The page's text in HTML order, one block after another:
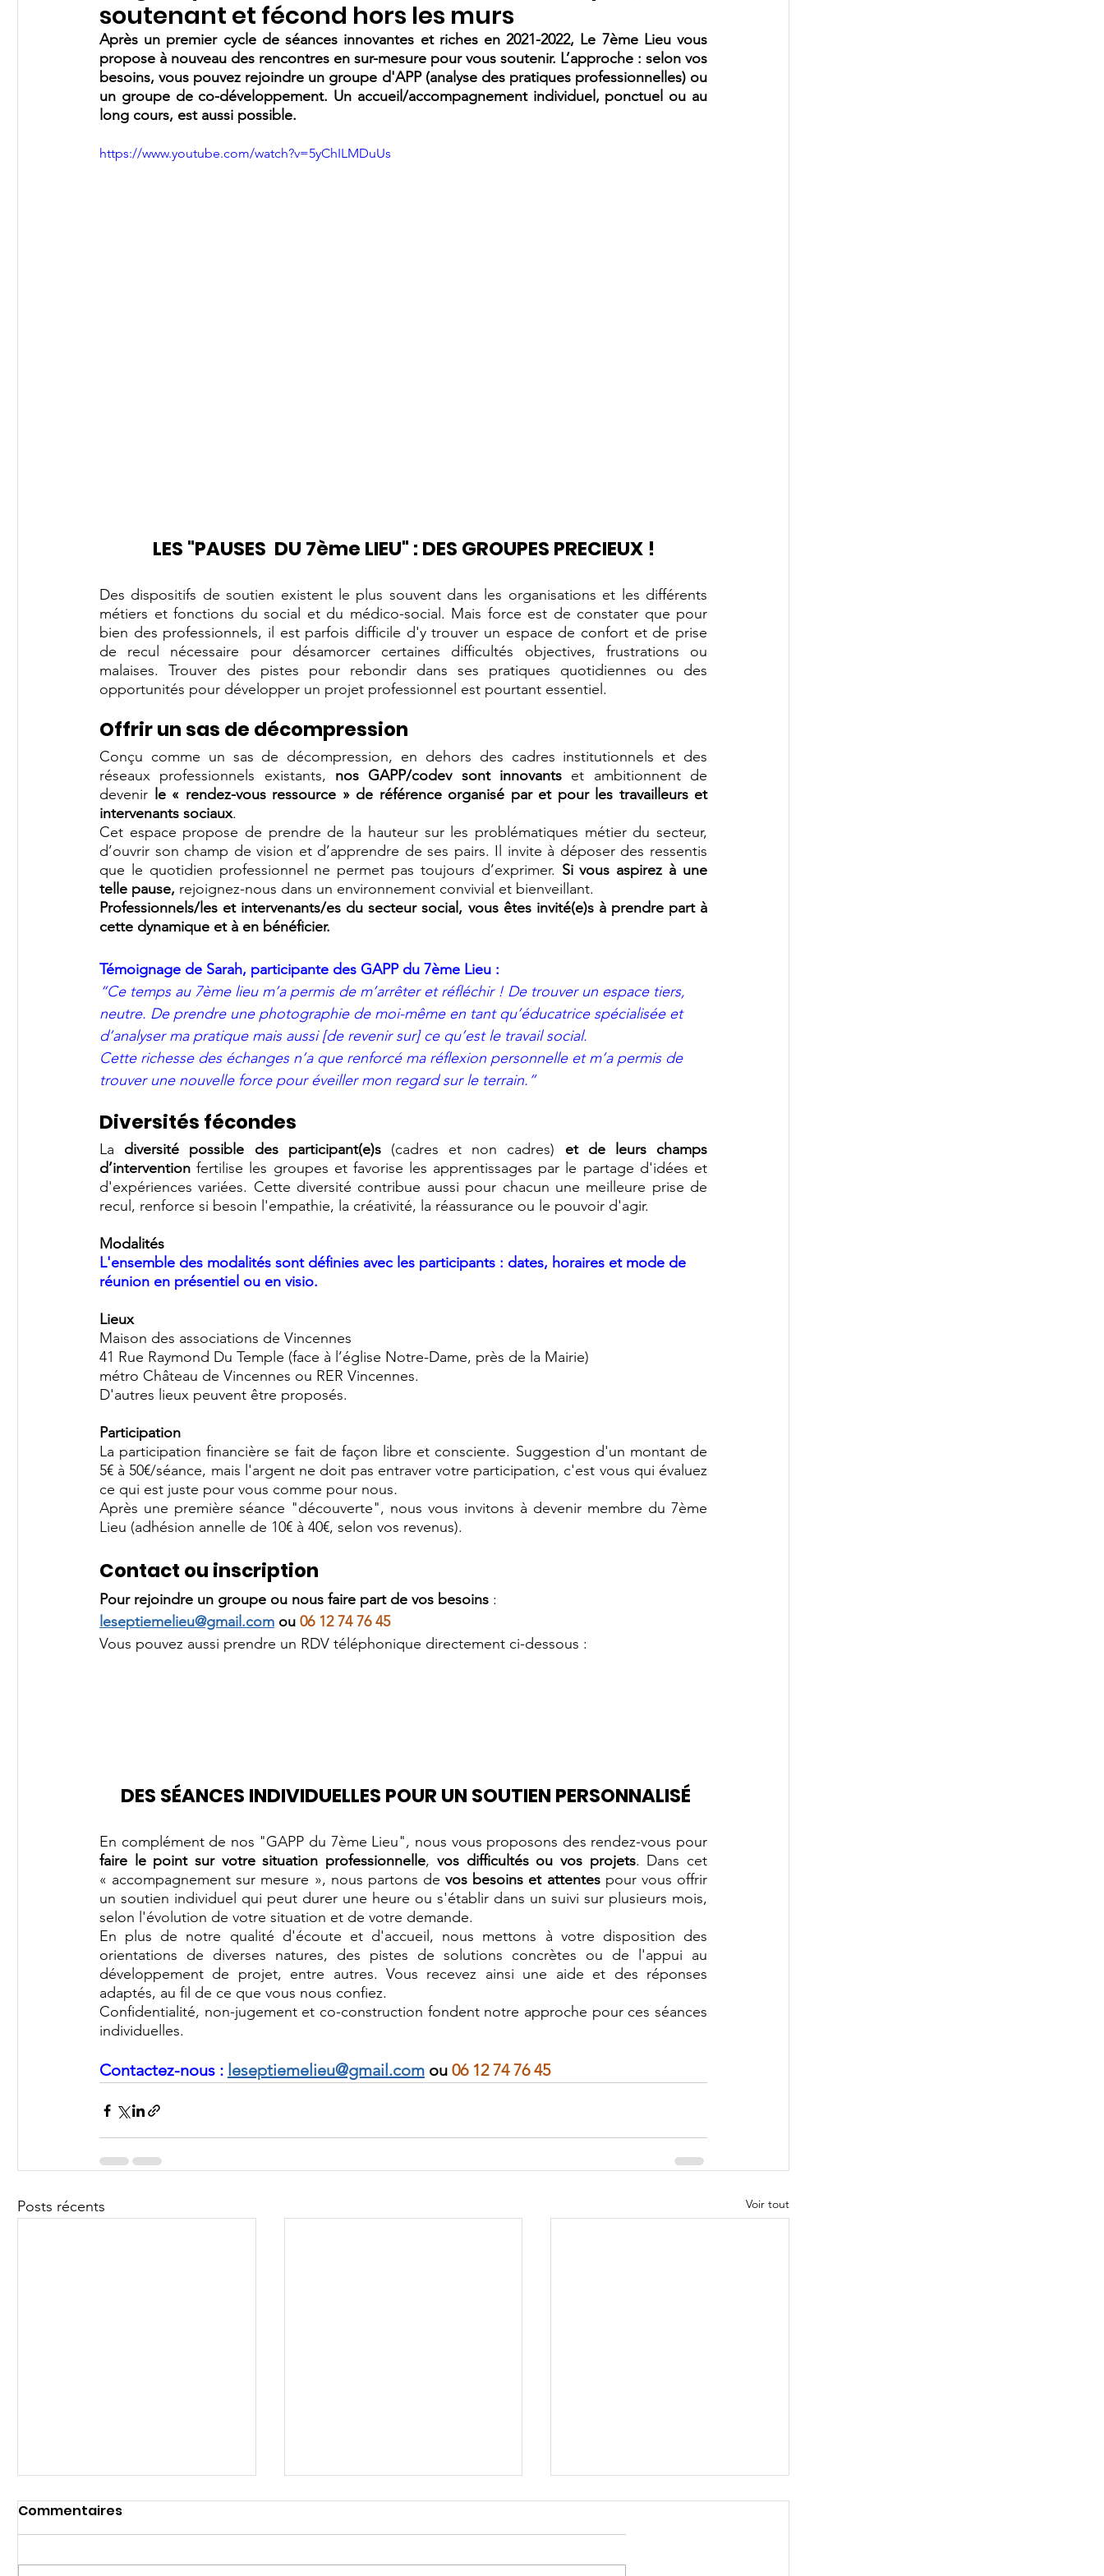
soutenant et fécond hors les murs
Après un premier cycle de séances innovantes et riches en 2021-2022, Le 7ème Lieu vous
propose à nouveau des rencontres en sur-mesure pour vous soutenir. L’approche : selon vos
besoins, vous pouvez rejoindre un groupe d'APP (analyse des pratiques professionnelles) ou
un groupe de co-développement. Un accueil/accompagnement individuel, ponctuel ou au
long cours, est aussi possible.
https://www.youtube.com/watch?v=5yChILMDuUs
LES "PAUSES  DU 7ème LIEU" : DES GROUPES PRECIEUX !
Des dispositifs de soutien existent le plus souvent dans les organisations et les différents
métiers et fonctions du social et du médico-social. Mais force est de constater que pour
bien des professionnels, il est parfois difficile d'y trouver un espace de confort et de prise
de recul nécessaire pour désamorcer certaines difficultés objectives, frustrations ou
malaises. Trouver des pistes pour rebondir dans ses pratiques quotidiennes ou des
opportunités pour développer un projet professionnel est pourtant essentiel.
Offrir un sas de décompression
Conçu comme un sas de décompression, en dehors des cadres institutionnels et des
réseaux professionnels existants, nos GAPP/codev sont innovants et ambitionnent de
devenir le « rendez-vous ressource » de référence organisé par et pour les travailleurs et
intervenants sociaux.
Cet espace propose de prendre de la hauteur sur les problématiques métier du secteur,
d’ouvrir son champ de vision et d’apprendre de ses pairs. Il invite à déposer des ressentis
que le quotidien professionnel ne permet pas toujours d’exprimer. Si vous aspirez à une
telle pause, rejoignez-nous dans un environnement convivial et bienveillant.
Professionnels/les et intervenants/es du secteur social, vous êtes invité(e)s à prendre part à
cette dynamique et à en bénéficier.
Témoignage de Sarah, participante des GAPP du 7ème Lieu :
“Ce temps au 7ème lieu m’a permis de m’arrêter et réfléchir ! De trouver un espace tiers,
neutre. De prendre une photographie de moi-même en tant qu’éducatrice spécialisée et
d’analyser ma pratique mais aussi [de revenir sur] ce qu’est le travail social.
Cette richesse des échanges n’a que renforcé ma réflexion personnelle et m’a permis de
trouver une nouvelle force pour éveiller mon regard sur le terrain.”
Diversités fécondes
La diversité possible des participant(e)s (cadres et non cadres) et de leurs champs
d’intervention fertilise les groupes et favorise les apprentissages par le partage d'idées et
d'expériences variées. Cette diversité contribue aussi pour chacun une meilleure prise de
recul, renforce si besoin l'empathie, la créativité, la réassurance ou le pouvoir d'agir.
Modalités
L'ensemble des modalités sont définies avec les participants : dates, horaires et mode de
réunion en présentiel ou en visio.
Lieux
Maison des associations de Vincennes
41 Rue Raymond Du Temple (face à l’église Notre-Dame, près de la Mairie)
métro Château de Vincennes ou RER Vincennes.
D'autres lieux peuvent être proposés.
Participation
La participation financière se fait de façon libre et consciente. Suggestion d'un montant de
5€ à 50€/séance, mais l'argent ne doit pas entraver votre participation, c'est vous qui évaluez
ce qui est juste pour vous comme pour nous.
Après une première séance "découverte", nous vous invitons à devenir membre du 7ème
Lieu (adhésion annelle de 10€ à 40€, selon vos revenus).
Contact ou inscription
Pour rejoindre un groupe ou nous faire part de vos besoins :
leseptiemelieu@gmail.com ou 06 12 74 76 45
Vous pouvez aussi prendre un RDV téléphonique directement ci-dessous :
DES SÉANCES INDIVIDUELLES POUR UN SOUTIEN PERSONNALISÉ
En complément de nos "GAPP du 7ème Lieu"
faire le point sur votre situation professionnelle, vos difficultés ou vos projets. Dans cet
« accompagnement sur mesure », nous partons de vos besoins et attentes pour vous offrir
un soutien individuel qui peut durer une heure ou s'établir dans un suivi sur plusieurs mois,
selon l'évolution de votre situation et de votre demande.
orientations de diverses natures, des pistes de solutions concrètes ou de l'appui au
développement de projet, entre autres. Vous recevez ainsi une aide et des réponses
adaptés, au fil de ce que vous nous confiez.
Confidentialité, non-jugement et co-construction fondent notre approche pour ces séances
individuelles.
Contactez-nous : leseptiemelieu@gmail.com ou 06 12 74 76 45
Posts récents Voir tout
Commentaires